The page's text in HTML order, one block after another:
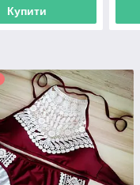
Купити